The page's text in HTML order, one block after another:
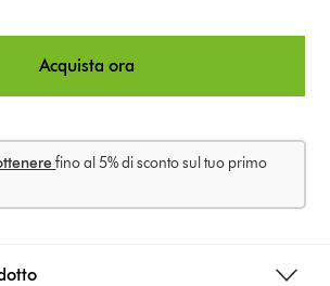
Acquista ora
fino al 5% di sconto sul tuo primo